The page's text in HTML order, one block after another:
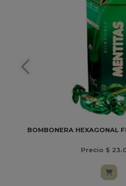
BOMBONERA HEXAGONAL
Precio $